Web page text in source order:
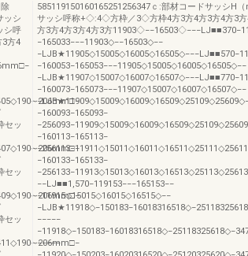
ッシ
シ呼
方4
ッ
ッ
ッ
585119150160165251256347ｃ:部材コードサッシH
サッシ呼称+◇:4◇方枠／3◇方枠4方3方4方3方4方3方
方3方4方3方4方3方
−165033−−−11903◇−−16503◇−−
−160053−165053−−−11905◇15005◇16005◇16505◇−−
−160073−165073−−−11907◇15007◇16007◇16507◇−−
−160093−165093−
−160113−165113−
−160133−165133−
−−LJ■■1,570−119153−−−165153−−
−11915◇15015◇16015◇16515◇−−
−−−−−
−−−−−